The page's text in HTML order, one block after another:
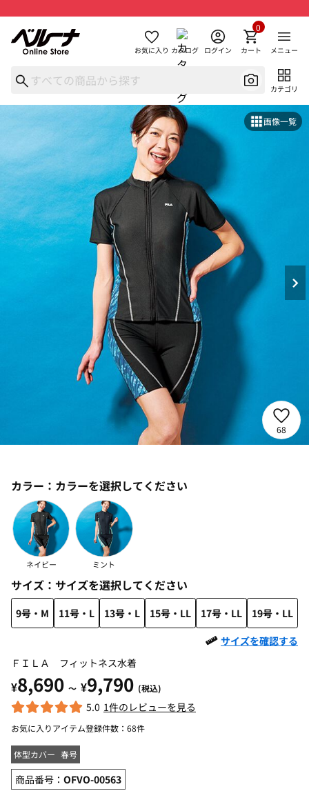
お気に入り カタログ ログイン カート
0
メニュー
カテゴリ
画像一覧
68
カラー： カラーを選択してください
ネイビー ミント
サイズ： サイズを選択してください
9号・M 11号・L 13号・L 15号・LL 17号・LL
19号・LL
サイズを確認する
ＦＩＬＡ フィットネス水着
¥8,690 ～ ¥9,790 (税込)
5.0 1件のレビューを見る
お気に入りアイテム登録件数： 68件
体型カバー 春号
商品番号： OFVO-00563